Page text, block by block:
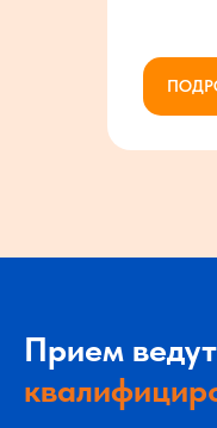
Прием ведут